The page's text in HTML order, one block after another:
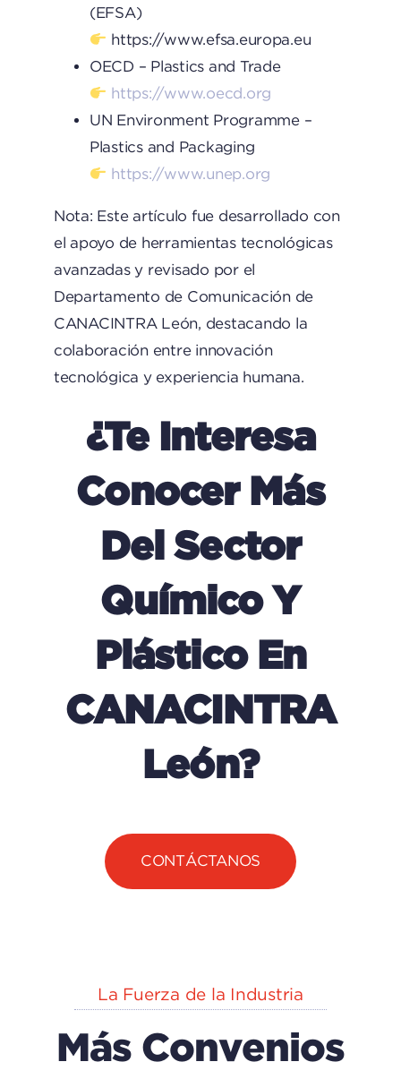
(EFSA)
https://www.efsa.europa.eu
OECD – Plastics and Trade
https://www.oecd.org
UN Environment Programme –
Plastics and Packaging
https://www.unep.org
Nota: Este artículo fue desarrollado con
el apoyo de herramientas tecnológicas
avanzadas y revisado por el
Departamento de Comunicación de
CANACINTRA León, destacando la
colaboración entre innovación
tecnológica y experiencia humana.
¿Te Interesa
Conocer Más
Del Sector
Químico Y
Plástico En
CANACINTRA
León?
CONTÁCTANOS
La Fuerza de la Industria
Más Convenios